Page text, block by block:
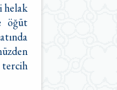
helak
öğüt